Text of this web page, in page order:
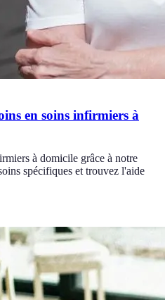
en soins infirmiers à
à domicile grâce à notre
spécifiques et trouvez l'aide